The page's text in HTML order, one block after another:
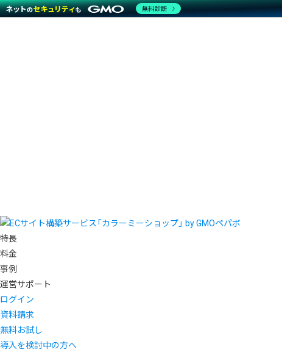
特長
料金
事例
運営サポート
ログイン
資料請求
無料お試し
導入を検討中の方へ
無料診断